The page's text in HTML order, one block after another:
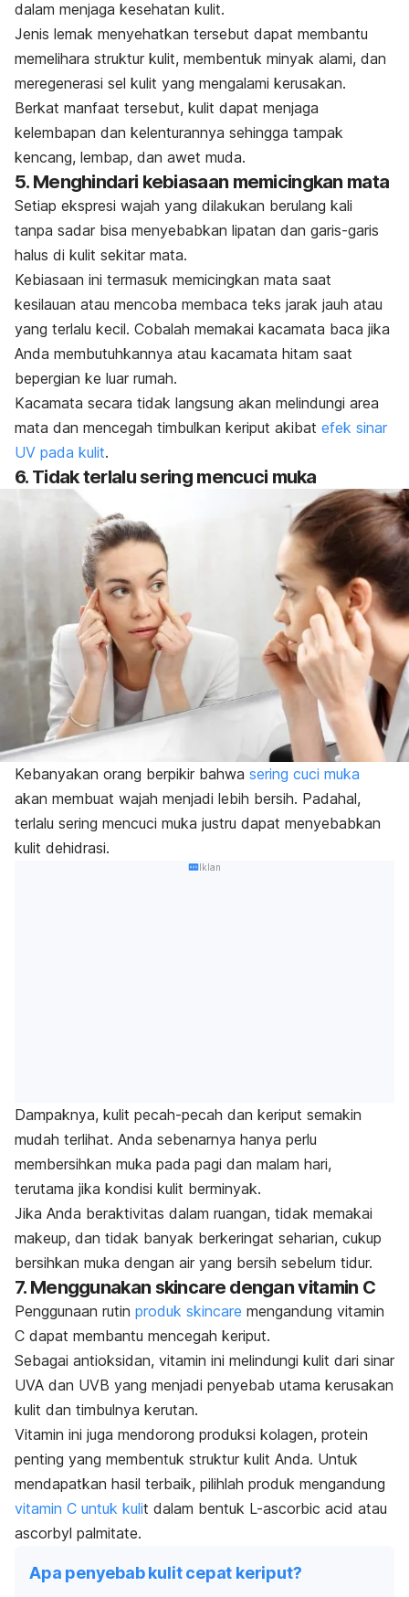
dalam menjaga kesehatan kulit.
Jenis lemak menyehatkan tersebut dapat membantu
memelihara struktur kulit, membentuk minyak alami, dan
meregenerasi sel kulit yang mengalami kerusakan.
Berkat manfaat tersebut, kulit dapat menjaga
kelembapan dan kelenturannya sehingga tampak
kencang, lembap, dan awet muda.
5. Menghindari kebiasaan memicingkan mata
Setiap ekspresi wajah yang dilakukan berulang kali
tanpa sadar bisa menyebabkan lipatan dan garis-garis
halus di kulit sekitar mata.
Kebiasaan ini termasuk memicingkan mata saat
kesilauan atau mencoba membaca teks jarak jauh atau
yang terlalu kecil. Cobalah memakai kacamata baca jika
Anda membutuhkannya atau kacamata hitam saat
bepergian ke luar rumah.
Kacamata secara tidak langsung akan melindungi area
mata dan mencegah timbulkan keriput akibat efek sinar
UV pada kulit.
6. Tidak terlalu sering mencuci muka
Kebanyakan orang berpikir bahwa sering cuci muka
akan membuat wajah menjadi lebih bersih. Padahal,
terlalu sering mencuci muka justru dapat menyebabkan
kulit dehidrasi.
Iklan
Dampaknya, kulit pecah-pecah dan keriput semakin
mudah terlihat. Anda sebenarnya hanya perlu
membersihkan muka pada pagi dan malam hari,
terutama jika kondisi kulit berminyak.
Jika Anda beraktivitas dalam ruangan, tidak memakai
makeup, dan tidak banyak berkeringat seharian, cukup
bersihkan muka dengan air yang bersih sebelum tidur.
7. Menggunakan skincare dengan vitamin C
Penggunaan rutin produk skincare mengandung vitamin
C dapat membantu mencegah keriput.
Sebagai antioksidan, vitamin ini melindungi kulit dari sinar
UVA dan UVB yang menjadi penyebab utama kerusakan
kulit dan timbulnya kerutan.
Vitamin ini juga mendorong produksi kolagen, protein
penting yang membentuk struktur kulit Anda. Untuk
mendapatkan hasil terbaik, pilihlah produk mengandung
vitamin C untuk kulit dalam bentuk L-ascorbic acid atau
ascorbyl palmitate.
Apa penyebab kulit cepat keriput?